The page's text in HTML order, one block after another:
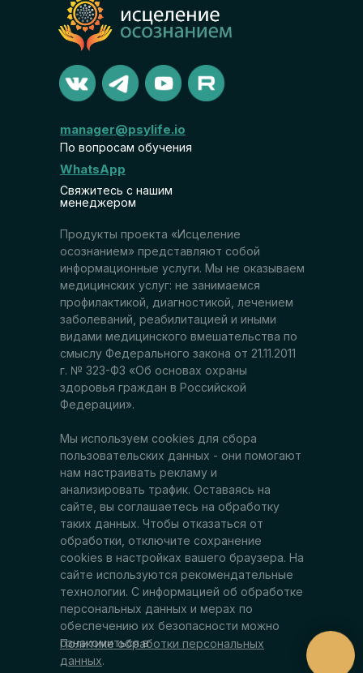
Продукты проекта «Исцеление
осознанием» представляют собой
информационные услуги. Мы не оказываем
медицинских услуг: не занимаемся
профилактикой, диагностикой, лечением
заболеваний, реабилитацией и иными
видами медицинского вмешательства по
смыслу Федерального закона от 21.11.2011
г. № 323-ФЗ «Об основах охраны
здоровья граждан в Российской
Федерации».
Мы используем cookies для сбора
пользовательских данных - они помогают
нам настраивать рекламу и
анализировать трафик. Оставаясь на
сайте, вы соглашаетесь на обработку
таких данных. Чтобы отказаться от
обработки, отключите сохранение
cookies в настройках вашего браузера. На
сайте используются рекомендательные
технологии. С информацией об обработке
персональных данных и мерах по
обеспечению их безопасности можно
ознакомиться в
Политике обработки персональных
данных.
manager@psylife.io
По вопросам обучения
WhatsApp
Свяжитесь с нашим
менеджером